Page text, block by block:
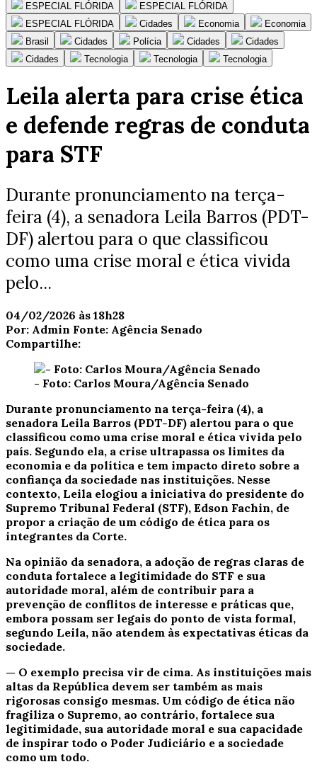
ESPECIAL FLÓRIDA
ESPECIAL FLÓRIDA
ESPECIAL FLÓRIDA
Cidades Economia
Economia
Brasil
Cidades Polícia Cidades
Cidades
Cidades
Tecnologia Tecnologia Tecnologia
Leila alerta para crise ética
e defende regras de conduta
para STF
Durante pronunciamento na terça-
feira (4), a senadora Leila Barros (PDT-
DF) alertou para o que classificou
como uma crise moral e ética vivida
pelo...
04/02/2026 às 18h28
Por: Admin Fonte: Agência Senado
Compartilhe:
- Foto: Carlos Moura/Agência Senado
Durante pronunciamento na terça-feira (4), a
senadora Leila Barros (PDT-DF) alertou para o que
classificou como uma crise moral e ética vivida pelo
país. Segundo ela, a crise ultrapassa os limites da
economia e da política e tem impacto direto sobre a
confiança da sociedade nas instituições. Nesse
contexto, Leila elogiou a iniciativa do presidente do
Supremo Tribunal Federal (STF), Edson Fachin, de
propor a criação de um código de ética para os
integrantes da Corte.
Na opinião da senadora, a adoção de regras claras de
conduta fortalece a legitimidade do STF e sua
autoridade moral, além de contribuir para a
prevenção de conflitos de interesse e práticas que,
embora possam ser legais do ponto de vista formal,
segundo Leila, não atendem às expectativas éticas da
sociedade.
— O exemplo precisa vir de cima. As instituições mais
altas da República devem ser também as mais
rigorosas consigo mesmas. Um código de ética não
fragiliza o Supremo, ao contrário, fortalece sua
legitimidade, sua autoridade moral e sua capacidade
de inspirar todo o Poder Judiciário e a sociedade
como um todo.